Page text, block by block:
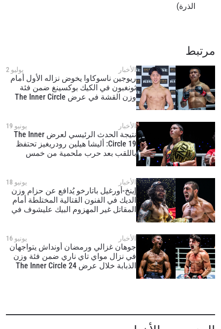
الذرة)
مرتبط
الأخبار يوليو 2
ريوجين ناسوكاوا يخوض نزاله الأول أمام
ثونغبون في الكيك بوكسينغ ضمن فئة
وزن القشة في عرض The Inner Circle
الأخبار يونيو 19
نتيجة الحدث الرئيسي لعرض The Inner
Circle 19: أليشا هيلين رودريغيز تحتفظ
باللقب بعد حرب ملحمية من خمس
الأخبار يونيو 18
إينخ-أورغيل باتارخو يُدافع عن حزام وزن
الديك في الفنون القتالية المختلطة أمام
المقاتل غير المهزوم البيك عليشوف في
الأخبار يونيو 16
جوهان غزالي ورمضان أونداش يتواجهان
في نزال مواي تاي ناري ضمن فئة وزن
الذبابة خلال عرض The Inner Circle 24
خذ بطولة "ون" معك أينما ذهبت! اشترك الآن للوصول